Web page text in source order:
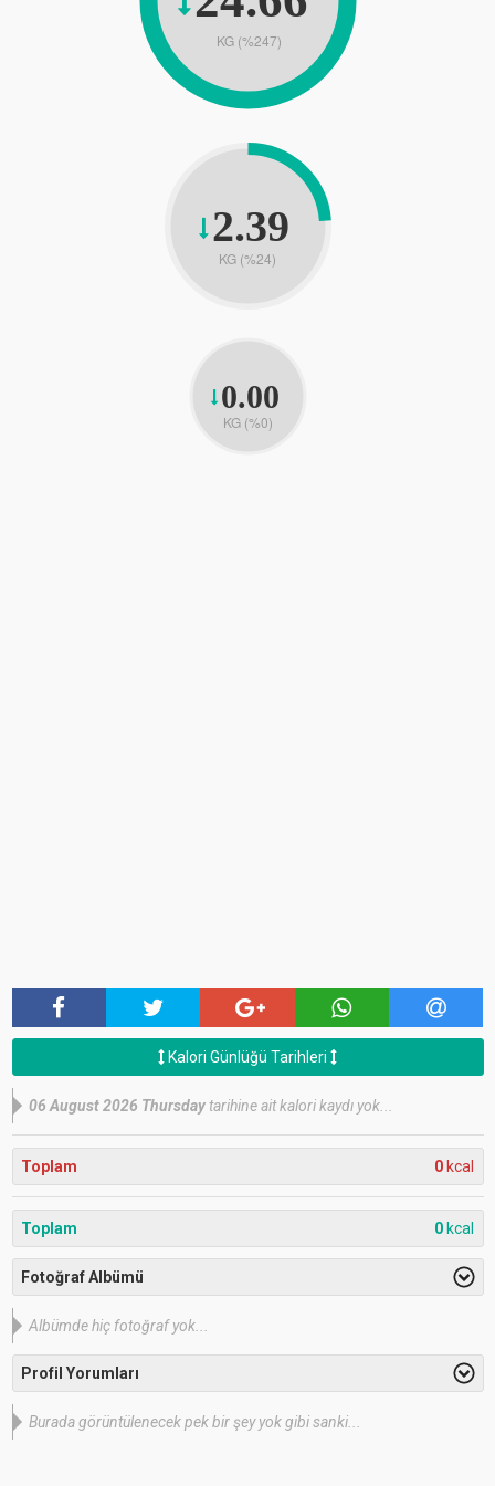
KG (%247)
2.39
KG (%24)
0.00
KG (%0)
Kalori Günlüğü Tarihleri
06 August 2026 Thursdaytarihine ait kalori kaydı yok...
Toplam 0 kcal
Toplam 0 kcal
Fotoğraf Albümü
Albümde hiç fotoğraf yok...
Profil Yorumları
Burada görüntülenecek pek bir şey yok gibi sanki...